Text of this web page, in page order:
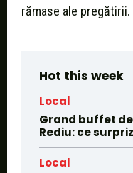
rămase ale pregătirii.
Hot this week
Local
Grand buffet
Rediu: ce
Local